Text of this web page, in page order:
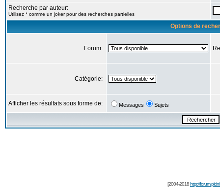
Recherche par auteur:
Utilisez * comme un joker pour des recherches partielles
Options de
Forum:
Catégorie:
Afficher les résultats sous forme de: Messages Sujets
[2004-2018http://